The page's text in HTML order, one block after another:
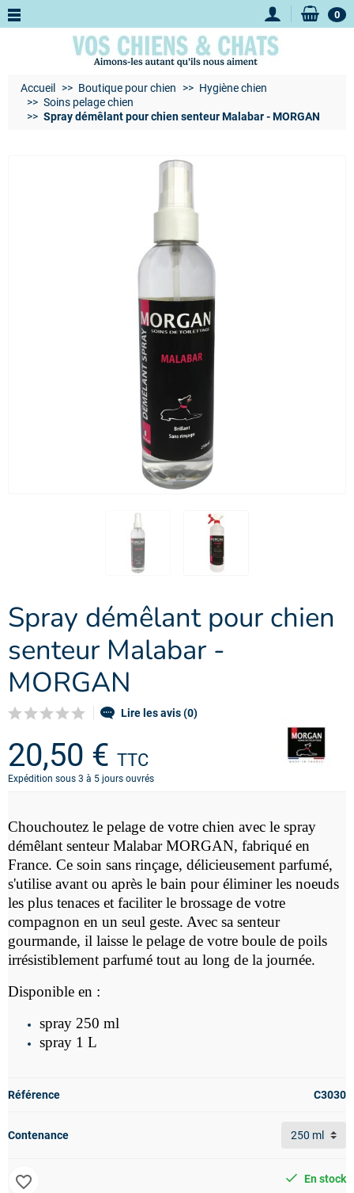
0
Accueil Boutique pour chien
Hygiène chien
Soins pelage chien
Spray démêlant pour chien senteur Malabar - MORGAN
Spray démêlant pour chien
senteur Malabar -
MORGAN
Lire les avis (0)
20,50 € TTC
Expédition sous 3 à 5 jours ouvrés
Chouchoutez le pelage de votre chien avec le spray
démêlant senteur Malabar MORGAN, fabriqué en
France. Ce soin sans rinçage, délicieusement parfumé,
s'utilise avant ou après le bain pour éliminer les noeuds
les plus tenaces et faciliter le brossage de votre
compagnon en un seul geste. Avec sa senteur
gourmande, il laisse le pelage de votre boule de poils
irrésistiblement parfumé tout au long de la journée.
Disponible en :
spray 250 ml
spray 1 L
Référence C3030
Contenance
En stock
favorite_border